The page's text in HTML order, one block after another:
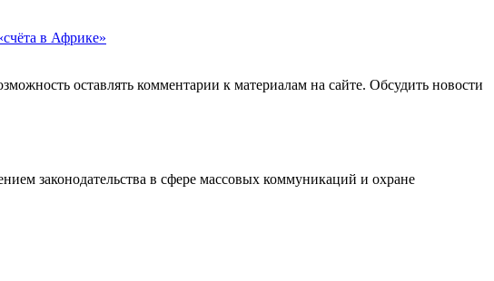
в Африке»
оставлять комментарии к материалам на сайте. Обсудить новости
законодательства в сфере массовых коммуникаций и охране